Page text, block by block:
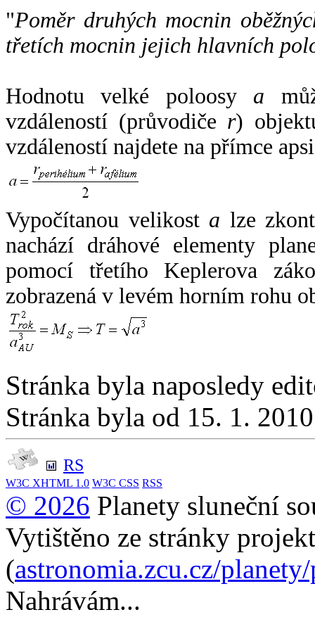
"Poměr druhých mocnin
třetích mocnin jejich hlavních
Hodnotu velké poloosy a
vzdáleností (průvodiče r)
vzdáleností najdete na přímce
Vypočítanou velikost a lze
nachází dráhové elementy
pomocí třetího Keplerova
zobrazená v levém horním rohu
Stránka byla naposledy
Stránka byla od 15. 1.
RS
W3C XHTML 1.0 W3C CSS RSS
© 2026 Planety sluneční
Vytištěno ze stránky
(astronomia.zcu.cz/
Nahrávám...